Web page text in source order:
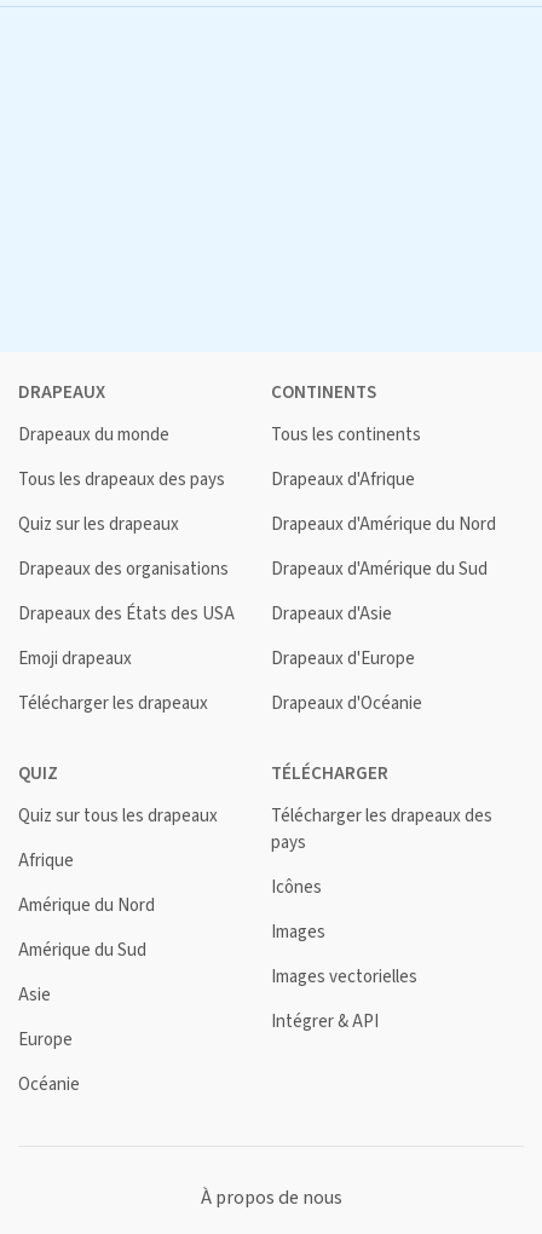
DRAPEAUX
Drapeaux du monde
Tous les drapeaux des pays
Quiz sur les drapeaux
Drapeaux des organisations
Drapeaux des États des USA
Emoji drapeaux
Télécharger les drapeaux
CONTINENTS
Tous les continents
Drapeaux d'Afrique
Drapeaux d'Amérique du Nord
Drapeaux d'Amérique du Sud
Drapeaux d'Asie
Drapeaux d'Europe
Drapeaux d'Océanie
QUIZ
Quiz sur tous les drapeaux
Afrique
Amérique du Nord
Amérique du Sud
Asie
Europe
Océanie
TÉLÉCHARGER
Télécharger les drapeaux des
pays
Icônes
Images
Images vectorielles
Intégrer & API
À propos de nous